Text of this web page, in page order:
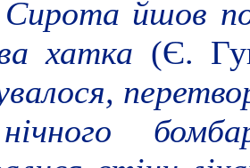
Сирота йшов
хатка (Є.